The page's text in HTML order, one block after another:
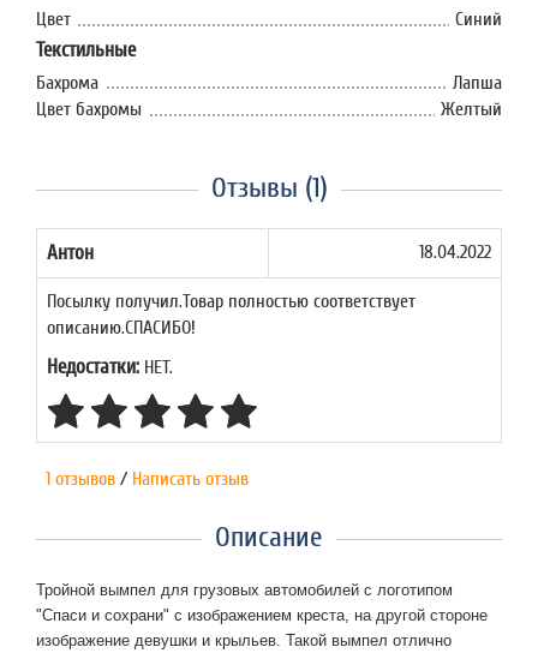
Цвет Синий
Текстильные
Бахрома
Лапша
Цвет бахромы
Желтый
Отзывы (1)
Антон 18.04.2022
Посылку получил.Товар полностью соответствует
описанию.СПАСИБО!
Недостатки: НЕТ.
1 отзывов / Написать отзыв
Описание
Тройной вымпел для грузовых автомобилей с логотипом
"Спаси и сохрани" с изображением креста, на другой стороне
изображение девушки и крыльев. Такой вымпел отлично